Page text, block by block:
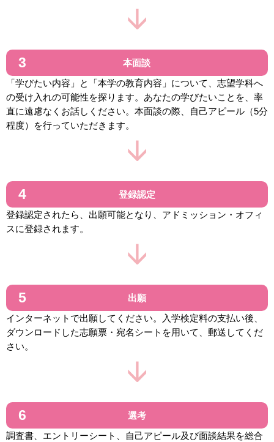
本面談
「学びたい内容」と「本学の教育内容」について、志望学科へ
の受け入れの可能性を探ります。あなたの学びたいことを、率
直に遠慮なくお話しください。本面談の際、自己アピール（5分
程度）を行っていただきます。
登録認定
登録認定されたら、出願可能となり、アドミッション・オフィ
スに登録されます。
出願
インターネットで出願してください。入学検定料の支払い後、
ダウンロードした志願票・宛名シートを用いて、郵送してくだ
さい。
選考
調査書、エントリーシート、自己アピール及び面談結果を総合